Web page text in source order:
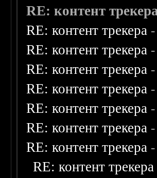
RE: контент
RE: контент трекера
RE: контент трекера
RE: контент трекера
RE: контент трекера
RE: контент трекера
RE: контент трекера
RE: контент трекера
RE: контент трекера